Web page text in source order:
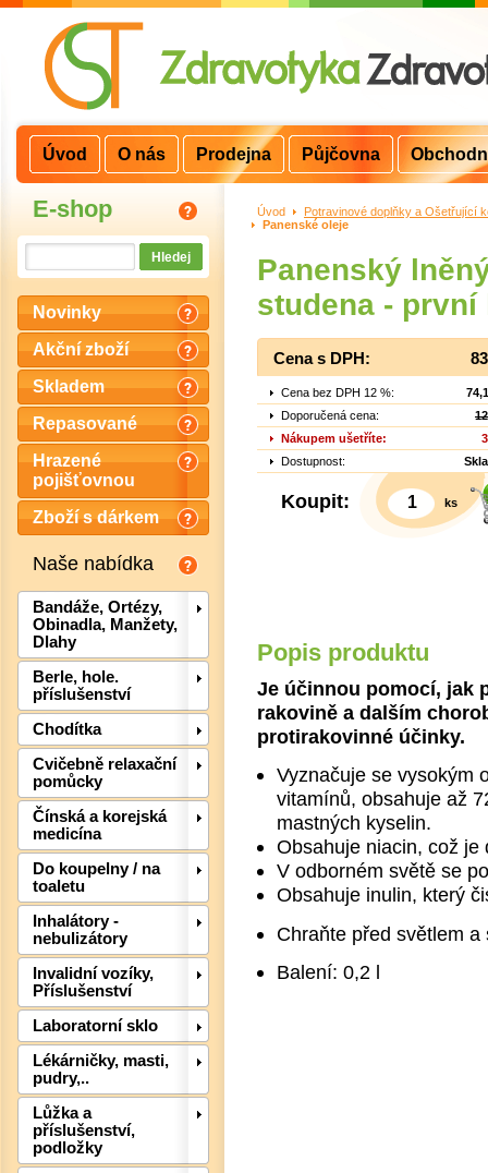
E-shop
Novinky
Akční zboží
Skladem
Repasované
Hrazené
pojišťovnou
Zboží s dárkem
Naše nabídka
Bandáže, Ortézy,
Obinadla, Manžety,
Dlahy
Berle, hole.
příslušenství
Chodítka
Cvičebně relaxační
pomůcky
Čínská a korejská
medicína
Do koupelny / na
toaletu
Inhalátory -
nebulizátory
Invalidní vozíky,
Příslušenství
Laboratorní sklo
Lékárničky, masti,
pudry,..
Lůžka a
příslušenství,
podložky
Úvod >
Potravinové doplňky a Ošetřující
Panenské oleje
Panenský
studena - první
Cena s DPH:
Cena bez DPH 12 %:
Doporučená cena:
Nákupem ušetříte:
Dostupnost:
Koupit: ks
Popis produktu
Je účinnou pomocí, jak
rakovině a dalším
protirakovinné účinky.
Vyznačuje se vysokým
vitamínů, obsahuje až
mastných kyselin.
Obsahuje niacin, což
V odborném světě se
Obsahuje inulin, který
Chraňte před světlem a
Balení: 0,2 l
Úvod O nás Prodejna Půjčovna